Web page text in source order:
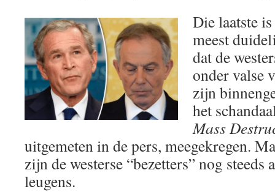
Die laatste
meest
dat de
onder valse
zijn
het
Mass
uitgemeten in de pers, meegekregen.
zijn de westerse “bezetters” nog steeds
leugens.